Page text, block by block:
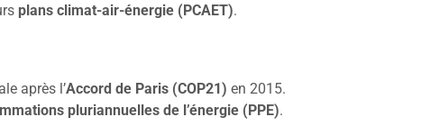
plans climat-air-énergie (PCAET).
après l’Accord de Paris (COP21) en 2015.
pluriannuelles de l’énergie (PPE).